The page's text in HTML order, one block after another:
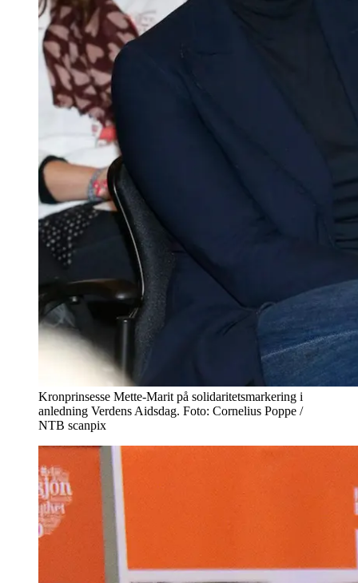
Kronprinsesse Mette-Marit på solidaritetsmarkering i
anledning Verdens Aidsdag. Foto: Cornelius Poppe /
NTB scanpix